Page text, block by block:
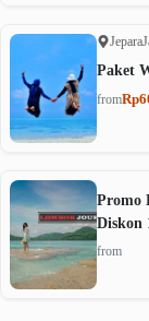
Jepara
Paket
from
Promo
Diskon
from